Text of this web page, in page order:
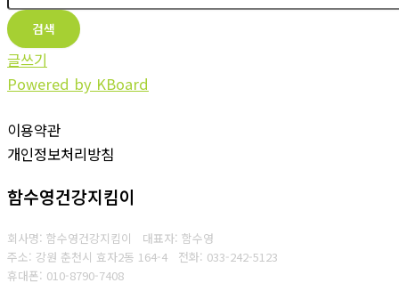
검색
글쓰기
Powered by KBoard
이용약관
개인정보처리방침
함수영건강지킴이
회사명: 함수영건강지킴이 대표자: 함수영
주소: 강원 춘천시 효자2동 164-4 전화: 033-242-5123
휴대폰: 010-8790-7408